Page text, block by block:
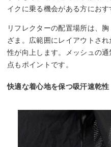
イクに乗る機会がある方におす
リフレクターの配置場所は、
ざま。広範囲にレイアウトさ
性が向上します。メッシュの
点もポイントです。
快適な着心地を保つ吸汗速乾性